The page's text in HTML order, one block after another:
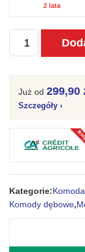
2 lata
ilość
Komoda
eleganckimi
Już od 299,90
Szczegóły ›
Kategorie:
Komody dębowe,